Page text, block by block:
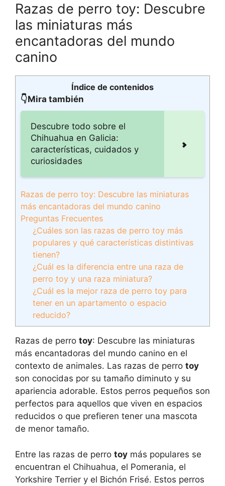
Razas de perro toy: Descubre
las miniaturas más
encantadoras del mundo
canino
Índice de contenidos
👇Mira también
Descubre todo sobre el
Chihuahua en Galicia:
características, cuidados y
curiosidades
Razas de perro toy: Descubre las miniaturas
más encantadoras del mundo canino
Preguntas Frecuentes
¿Cuáles son las razas de perro toy más
populares y qué características distintivas
tienen?
¿Cuál es la diferencia entre una raza de
perro toy y una raza miniatura?
¿Cuál es la mejor raza de perro toy para
tener en un apartamento o espacio
reducido?
Razas de perro toy: Descubre las miniaturas
más encantadoras del mundo canino en el
contexto de animales. Las razas de perro toy
son conocidas por su tamaño diminuto y su
apariencia adorable. Estos perros pequeños son
perfectos para aquellos que viven en espacios
reducidos o que prefieren tener una mascota
de menor tamaño.
Entre las razas de perro toy más populares se
encuentran el Chihuahua, el Pomerania, el
Yorkshire Terrier y el Bichón Frisé. Estos perros